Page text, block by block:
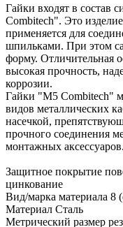
Гайки входят в состав
Combitech". Это
применяется для
шпильками. При этом
форму. Отличительная
высокая прочность,
коррозии.
Гайки "M5 Combitech"
видов металлических
насечкой,
прочного соединения
монтажных аксессуаров.
Защитное покрытие
цинкование
Вид/марка материала 8
Материал Сталь
Метрический размер